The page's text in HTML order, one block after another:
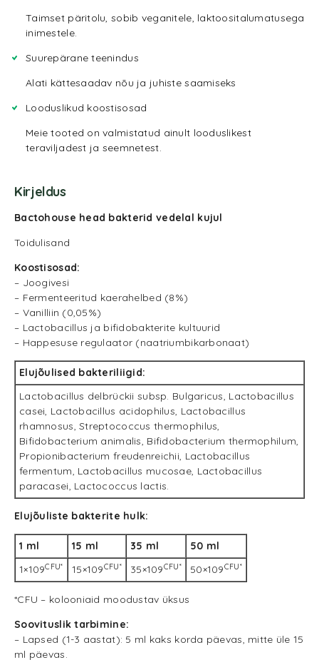
Taimset päritolu, sobib veganitele, laktoositalumatusega
inimestele.
Suurepärane teenindus
Alati kättesaadav nõu ja juhiste saamiseks
Looduslikud koostisosad
Meie tooted on valmistatud ainult looduslikest
teraviljadest ja seemnetest.
Kirjeldus
Bactohouse head bakterid vedelal kujul
Toidulisand
Koostisosad:
– Joogivesi
– Fermenteeritud kaerahelbed (8%)
– Vanilliin (0,05%)
– Lactobacillus ja bifidobakterite kultuurid
– Happesuse regulaator (naatriumbikarbonaat)
Elujõulised bakteriliigid:
Lactobacillus delbrückii subsp. Bulgaricus, Lactobacillus
casei, Lactobacillus acidophilus, Lactobacillus
rhamnosus, Streptococcus thermophilus,
Bifidobacterium animalis, Bifidobacterium thermophilum,
Propionibacterium freudenreichii, Lactobacillus
fermentum, Lactobacillus mucosae, Lactobacillus
paracasei, Lactococcus lactis.
Elujõuliste bakterite hulk:
1 ml 15 ml 35 ml
50 ml
1×109CFU* 15×109CFU* 35×109CFU* 50×109CFU*
*CFU – kolooniaid moodustav üksus
Soovituslik tarbimine:
– Lapsed (1-3 aastat): 5 ml kaks korda päevas, mitte üle 15
ml päevas.